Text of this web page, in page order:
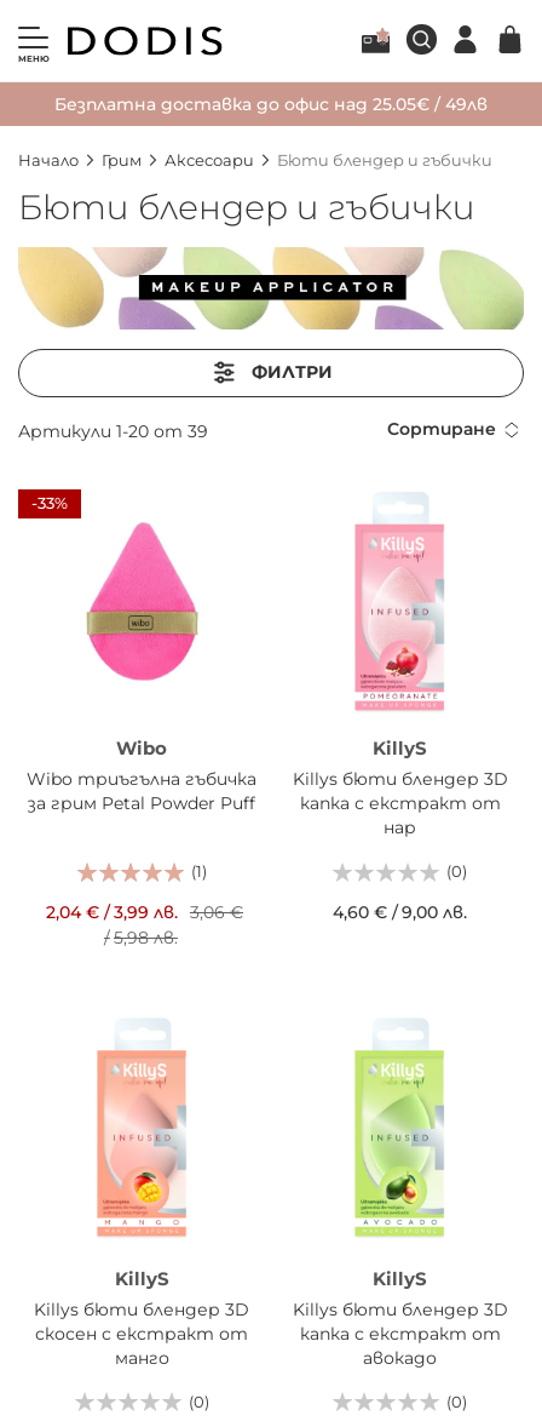
МЕНЮ
Безплатна доставка до офис над 25.05€ / 49лв
Начало Грим Аксесоари Бюти блендер и гъбички
Бюти блендер и гъбички
ФИЛТРИ
Артикули 1-20 от 39 Сортиране
-33%
Wibo
Wibo триъгълна гъбичка
за грим Petal Powder Puff
(1)
2,04 €/3,99 лв. 3,06 €
/5,98 лв.
KillyS
Killys бюти блендер 3D
капка с екстракт от
нар
(0)
4,60 € /9,00 лв.
KillyS
Killys бюти блендер 3D
скосен с екстракт от
манго
(0)
KillyS
Killys бюти блендер 3D
капка с екстракт от
авокадо
(0)